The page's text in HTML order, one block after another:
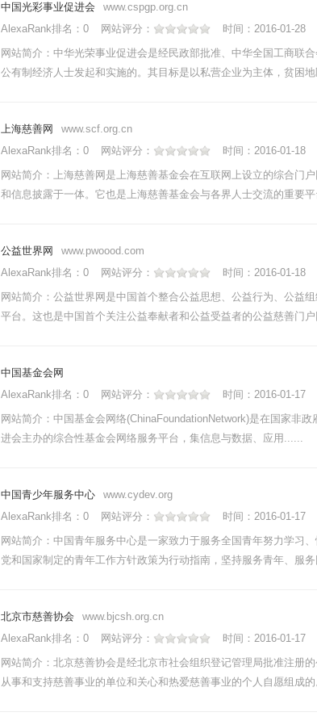
中国光彩事业促进会
www.cspgp.org.cn
AlexaRank排名： 0 网站评分： 时间： 2016-01-28
网站简介：中华光荣事业促进会是经民政部批准、中华全国工商联
公有制经济人士发起和实施的。其目标是以私营企业为主体，贫困
上海慈善网
www.scf.org.cn
AlexaRank排名： 0 网站评分： 时间： 2016-01-18
网站简介：上海慈善网是上海慈善基金会在互联网上设立的综合门
和信息披露于一体。它也是上海慈善基金会与各界人士交流的重要
公益世界网
www.pwoood.com
AlexaRank排名： 0 网站评分： 时间： 2016-01-18
网站简介：公益世界网是中国首个整合公益思想、公益行为、公益
平台。这也是中国首个关注公益奉献者和公益受益者的公益慈善门
中国基金会网
AlexaRank排名： 0 网站评分： 时间： 2016-01-17
网站简介：中国基金会网络(ChinaFoundationNetwork)是在国家非
进会主办的综合性基金会网络服务平台，集信息与数据、应用......
中国青少年服务中心
www.cydev.org
AlexaRank排名： 0 网站评分： 时间： 2016-01-17
网站简介：中国青年服务中心是一家致力于服务全国青年努力学习
党和国家制定的青年工作方针政策为行动指南，坚持服务青年、服
北京市慈善协会
www.bjcsh.org.cn
AlexaRank排名： 0 网站评分： 时间： 2016-01-17
网站简介：北京慈善协会是经北京市社会组织登记管理局批准注册
从事和支持慈善事业的单位和关心和热爱慈善事业的个人自愿组成